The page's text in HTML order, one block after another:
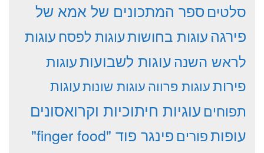
סלטים ספר המתכונים של אמא של
פירגהעוגות בחושותעוגות לפסח עוגות
לראש השנהעוגות לשבועותעוגות
פירותעוגות פרווהעוגות שונותעוגות
תפוחים עוגיות חיתוכיות וקרואסונים
עופותפורים פינגר פוד "finger food"